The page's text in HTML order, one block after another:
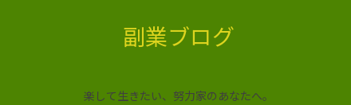
副業ブログ
楽して生きたい、努力家のあなたへ。